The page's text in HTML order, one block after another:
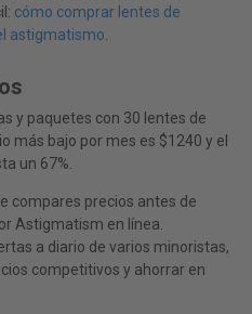
cómo comprar lentes de
astigmatismo.
y paquetes con 30 lentes de
más bajo por mes es $1240 y el
un 67%.
compares precios antes de
Astigmatism en línea.
a diario de varios minoristas,
competitivos y ahorrar en